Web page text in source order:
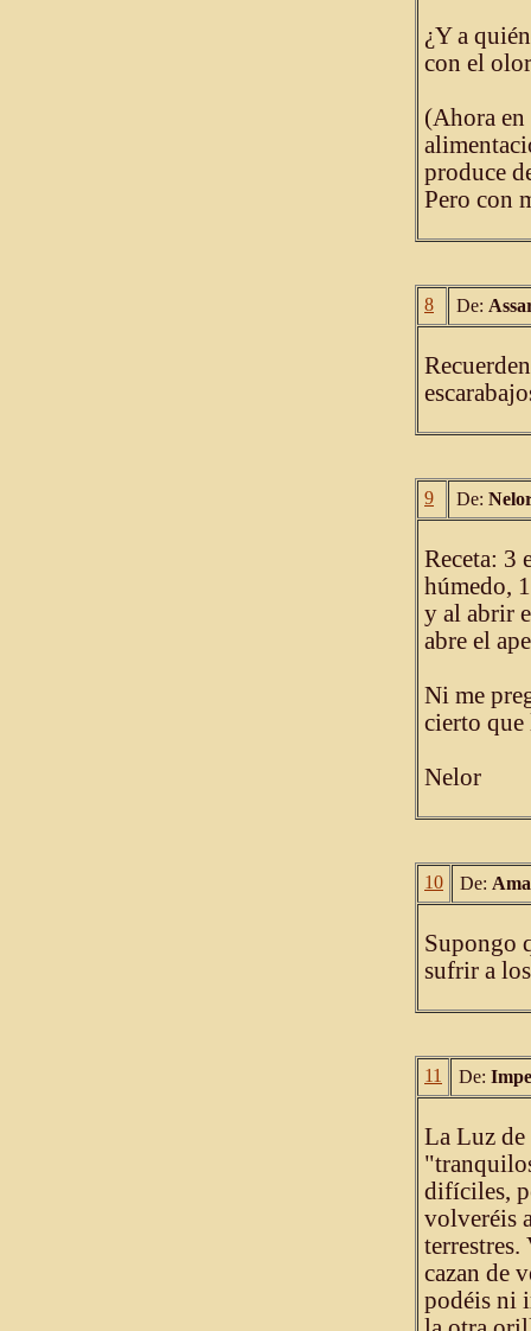
¿Y a
con el
(Ahora en
produce
Pero con
8 De:
9 De:
Receta: 3
húmedo,
y al abrir
abre el
Ni me
cierto que
Nelor
10 De:
Supongo
sufrir a
11 De:
La Luz de
difíciles,
volveréis
terrestres.
cazan de
podéis ni